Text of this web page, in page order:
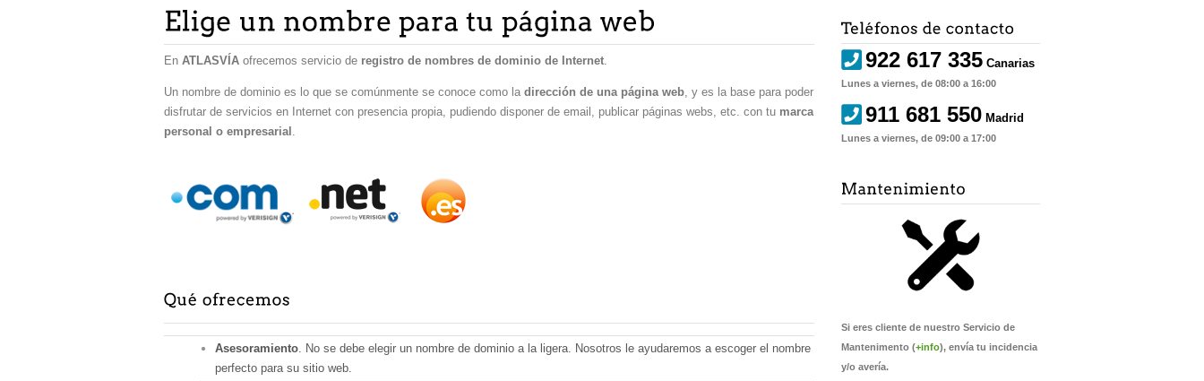
En ATLASVÍA ofrecemos servicio de registro de nombres de dominio de Internet
Un nombre de dominio es lo que se comúnmente se conoce como la dirección de una página web , y es la base para poder
disfrutar de servicios en Internet con presencia propia, pudiendo disponer de email, publicar páginas webs, etc. con tu marca
personal o empresarial
Asesoramiento. No se debe elegir un nombre de dominio a la ligera. Nosotros le ayudaremos a escoger el nombre
perfecto para su sitio web.
922 617 335 Canarias
Lunes a viernes, de 08:00 a 16:00
911 681 550 Madrid
Lunes a viernes, de 09:00 a 17:00
Si eres cliente de nuestro Servicio de
Mantenimento (+info), envía tu incidencia
y/o avería.